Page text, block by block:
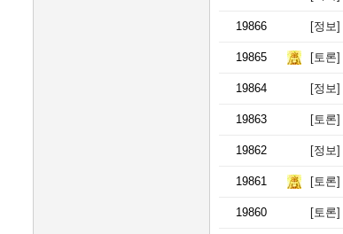
19866 [정보]
19865 [토론]
19864 [정보]
19863 [토론]
19862 [정보]
19861 [토론]
19860 [토론]